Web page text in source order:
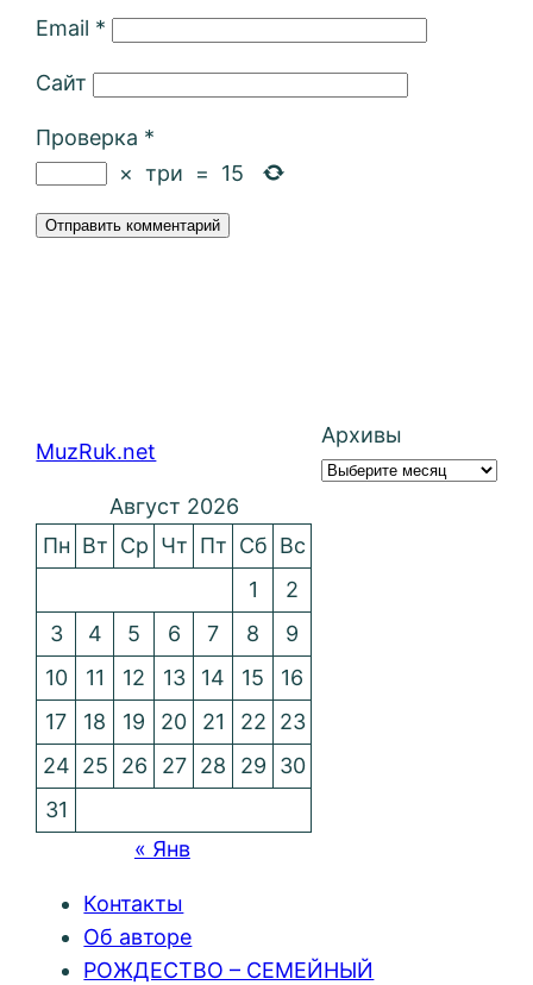
Email *
Сайт
Проверка *
× три = 15
MuzRuk.net
Архивы
Август 2026
Пн Вт Ср Чт Пт Сб Вс
1
2
3
4 5 6 7 8
9
10
11 12 13 14 15
16
17
18 19 20 21 22
23
24 25 26 27 28 29
30
31
« Янв
Контакты
Об авторе
РОЖДЕСТВО – СЕМЕЙНЫЙ